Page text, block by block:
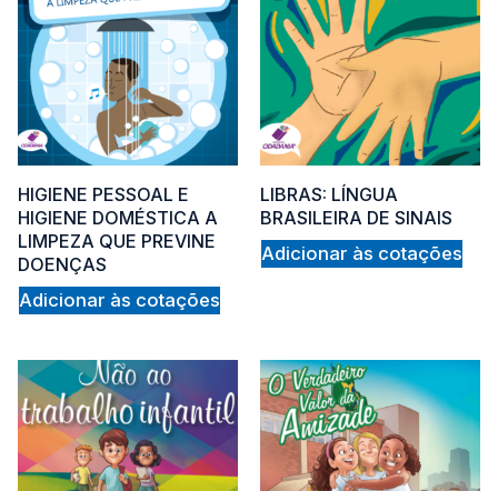
HIGIENE PESSOAL E
HIGIENE DOMÉSTICA A
LIMPEZA QUE PREVINE
DOENÇAS
Adicionar às cotações
LIBRAS: LÍNGUA
BRASILEIRA DE SINAIS
Adicionar às cotações